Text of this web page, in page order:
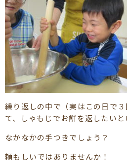
繰り返しの中で（実はこの日で
て、しゃもじでお餅を返したいと
なかなかの手つきでしょう？
頼もしいではありませんか！